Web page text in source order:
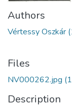
Authors
Vértessy Oszkár
Files
NV000262.jpg
Description